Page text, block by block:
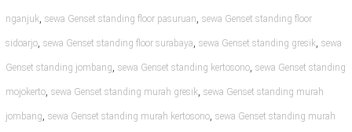
nganjuk, sewa Genset standing floor pasuruan, sewa Genset standing floor
sidoarjo, sewa Genset standing floor surabaya, sewa Genset standing gresik, sewa
Genset standing jombang, sewa Genset standing kertosono, sewa Genset standing
mojokerto, sewa Genset standing murah gresik, sewa Genset standing murah
jombang, sewa Genset standing murah kertosono, sewa Genset standing murah